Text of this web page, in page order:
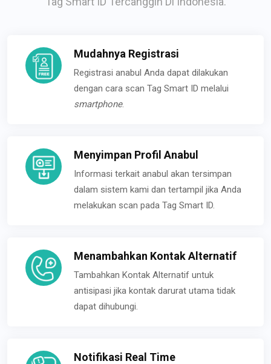
Mudahnya Registrasi
Registrasi anabul Anda dapat dilakukan
dengan cara scan Tag Smart ID melalui
smartphone.
Menyimpan Profil Anabul
Informasi terkait anabul akan tersimpan
dalam sistem kami dan tertampil jika Anda
melakukan scan pada Tag Smart ID.
Menambahkan Kontak Alternatif
Tambahkan Kontak Alternatif untuk
antisipasi jika kontak darurat utama tidak
dapat dihubungi.
Notifikasi Real Time